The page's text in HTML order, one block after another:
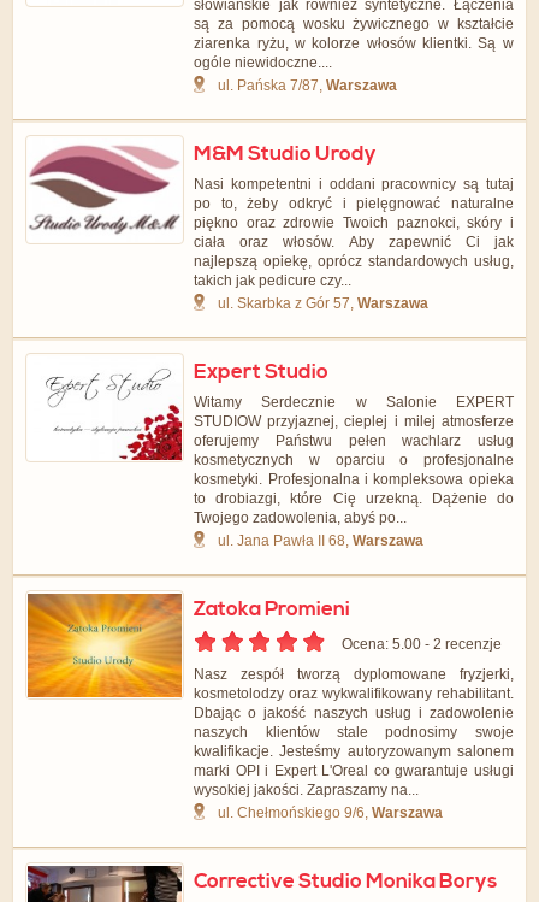
słowiańskie jak również syntetyczne. Łączenia
są za pomocą wosku żywicznego w kształcie
ziarenka ryżu, w kolorze włosów klientki. Są w
ogóle niewidoczne....
ul. Pańska 7/87,Warszawa
M&M Studio Urody
Nasi kompetentni i oddani pracownicy są tutaj
po to, żeby odkryć i pielęgnować naturalne
piękno oraz zdrowie Twoich paznokci, skóry i
ciała oraz włosów. Aby zapewnić Ci jak
najlepszą opiekę, oprócz standardowych usług,
takich jak pedicure czy...
ul. Skarbka z Gór 57,Warszawa
Expert Studio
Witamy Serdecznie w Salonie EXPERT
STUDIOW przyjaznej, cieplej i milej atmosferze
oferujemy Państwu pełen wachlarz usług
kosmetycznych w oparciu o profesjonalne
kosmetyki. Profesjonalna i kompleksowa opieka
to drobiazgi, które Cię urzekną. Dążenie do
Twojego zadowolenia, abyś po...
ul. Jana Pawła II 68,Warszawa
Zatoka Promieni
Ocena: 5.00 - ‎2 recenzje
Nasz zespół tworzą dyplomowane fryzjerki,
kosmetolodzy oraz wykwalifikowany rehabilitant.
Dbając o jakość naszych usług i zadowolenie
naszych klientów stale podnosimy swoje
kwalifikacje. Jesteśmy autoryzowanym salonem
marki OPI i Expert L'Oreal co gwarantuje usługi
wysokiej jakości. Zapraszamy na...
ul. Chełmońskiego 9/6,Warszawa
Corrective Studio Monika Borys